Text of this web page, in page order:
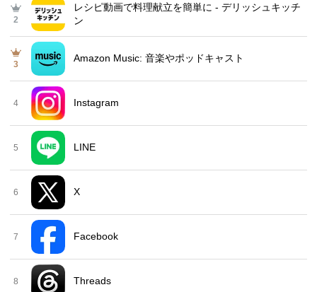
2
レシピ動画で料理献立を簡単‪に - デリッシュキッチ
ン
3
Amazon Music: 音楽やポッドキャスト
4 Instagram
5 LINE
6 X
7 Facebook
8 Threads